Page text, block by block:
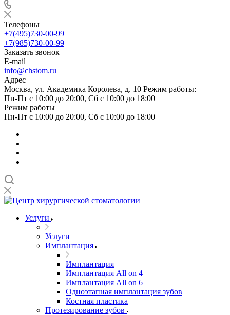
Телефоны
+7(495)730-00-99
+7(985)730-00-99
Заказать звонок
E-mail
info@chstom.ru
Адрес
Москва, ул. Академика Королева, д. 10 Режим работы:
Пн-Пт с 10:00 до 20:00, Сб с 10:00 до 18:00
Режим работы
Пн-Пт с 10:00 до 20:00, Сб с 10:00 до 18:00
Услуги
Услуги
Имплантация
Имплантация
Имплантация All on 4
Имплантация All on 6
Одноэтапная имплантация зубов
Костная пластика
Протезирование зубов